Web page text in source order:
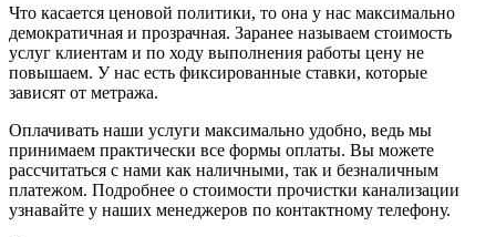
Что касается ценовой политики, то она у нас максимально
демократичная и прозрачная. Заранее называем стоимость
услуг клиентам и по ходу выполнения работы цену не
повышаем. У нас есть фиксированные ставки, которые
зависят от метража.
Оплачивать наши услуги максимально удобно, ведь мы
принимаем практически все формы оплаты. Вы можете
рассчитаться с нами как наличными, так и безналичным
платежом. Подробнее о стоимости прочистки канализации
узнавайте у наших менеджеров по контактному телефону.